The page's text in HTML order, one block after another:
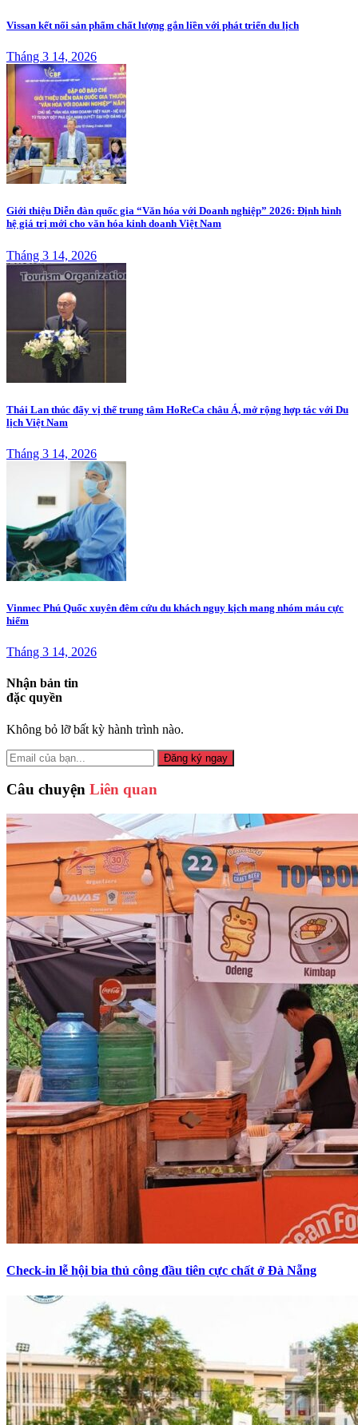
Vissan kết nối sản phẩm chất lượng gắn liền với phát triển du lịch
Tháng 3 14, 2026
Giới thiệu Diễn đàn quốc gia “Văn hóa với Doanh nghiệp” 2026: Định hình
hệ giá trị mới cho văn hóa kinh doanh Việt Nam
Tháng 3 14, 2026
Thái Lan thúc đẩy vị thế trung tâm HoReCa châu Á, mở rộng hợp tác với Du
lịch Việt Nam
Tháng 3 14, 2026
Vinmec Phú Quốc xuyên đêm cứu du khách nguy kịch mang nhóm máu cực
hiếm
Tháng 3 14, 2026
Nhận bản tin
đặc quyền
Không bỏ lỡ bất kỳ hành trình nào.
Đăng ký ngay
Câu chuyện Liên quan
Check-in lễ hội bia thủ công đầu tiên cực chất ở Đà Nẵng